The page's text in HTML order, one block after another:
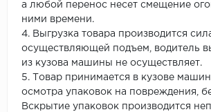
а любой перенос несет смещение
ними времени.
4. Выгрузка товара производится
осуществляющей подъем, водитель
из кузова машины не осуществляет.
5. Товар принимается в кузове
осмотра упаковок на повреждения,
Вскрытие упаковок производится